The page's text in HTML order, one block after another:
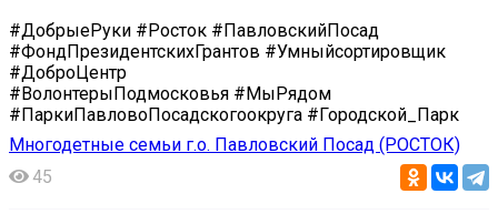
#ДобрыеРуки #Росток #ПавловскийПосад
#ФондПрезидентскихГрантов #Умныйсортировщик
#ДоброЦентр
#ВолонтерыПодмосковья #МыРядом
#ПаркиПавловоПосадскогоокруга #Городской_Парк
Многодетные семьи г.о. Павловский Посад (РОСТОК)
45